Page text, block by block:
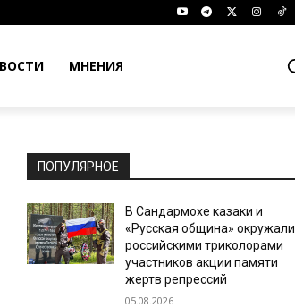
МНЕНИЯ
ПОПУЛЯРНОЕ
В Сандармохе казаки и
«Русская община» окружали
российскими триколорами
участников акции памяти
жертв репрессий
05.08.2026